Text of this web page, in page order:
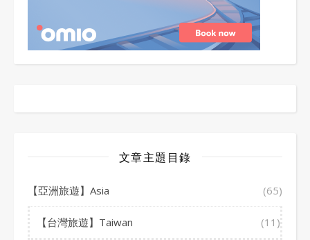
文章主題目錄
【亞洲旅遊】Asia (65)
【台灣旅遊】Taiwan (11)